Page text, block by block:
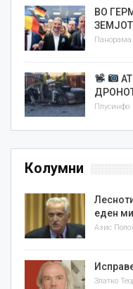
ВО
Панорама
Плусинфо
Колумни
еден
Азис